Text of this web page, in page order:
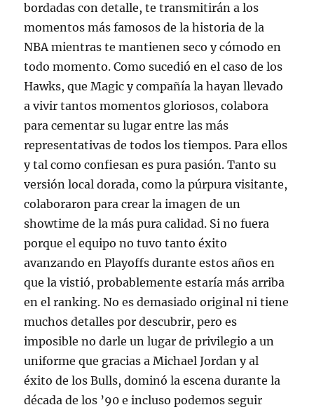
bordadas con detalle, te transmitirán a los
momentos más famosos de la historia de la
NBA mientras te mantienen seco y cómodo en
todo momento. Como sucedió en el caso de los
Hawks, que Magic y compañía la hayan llevado
a vivir tantos momentos gloriosos, colabora
para cementar su lugar entre las más
representativas de todos los tiempos. Para ellos
y tal como confiesan es pura pasión. Tanto su
versión local dorada, como la púrpura visitante,
colaboraron para crear la imagen de un
showtime de la más pura calidad. Si no fuera
porque el equipo no tuvo tanto éxito
avanzando en Playoffs durante estos años en
que la vistió, probablemente estaría más arriba
en el ranking. No es demasiado original ni tiene
muchos detalles por descubrir, pero es
imposible no darle un lugar de privilegio a un
uniforme que gracias a Michael Jordan y al
éxito de los Bulls, dominó la escena durante la
década de los ’90 e incluso podemos seguir